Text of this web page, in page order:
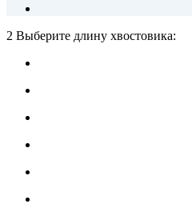
2 Выберите длину хвостовика: